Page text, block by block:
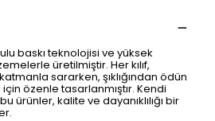
baskı teknolojisi ve yüksek
üretilmiştir. Her kılıf,
sararken, şıklığından ödün
için özenle tasarlanmıştır. Kendi
ürünler, kalite ve dayanıklılığı bir